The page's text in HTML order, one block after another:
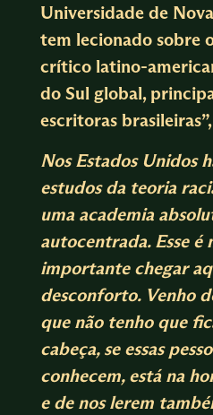
Universidade de
tem lecionado sobre
crítico latino-
do Sul global,
escritoras
Nos Estados Unidos
estudos da teoria
uma academia
autocentrada. Esse é
importante chegar
desconforto. Venho
que não tenho que
cabeça, se essas
conhecem, está na
e de nos lerem